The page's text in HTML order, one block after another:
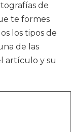
de
te formes
los tipos de
de las
artículo y su